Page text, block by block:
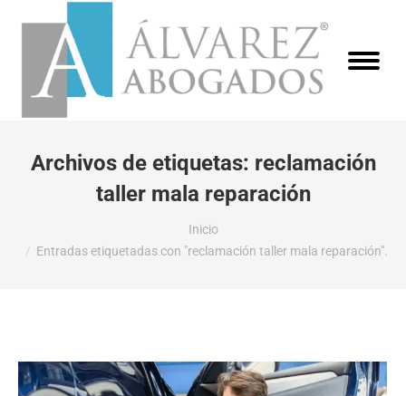
Archivos de etiquetas: reclamación
taller mala reparación
Inicio
Entradas etiquetadas con "reclamación taller mala reparación".